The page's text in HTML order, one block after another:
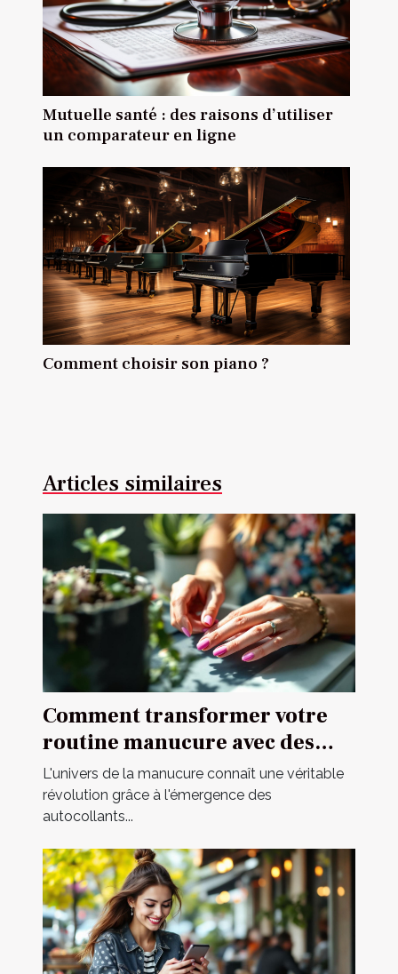
Mutuelle santé : des raisons d’utiliser
un comparateur en ligne
Comment choisir son piano ?
Articles similaires
Comment transformer votre
routine manucure avec des
autocollants ?
L'univers de la manucure connaît une véritable
révolution grâce à l'émergence des
autocollants...